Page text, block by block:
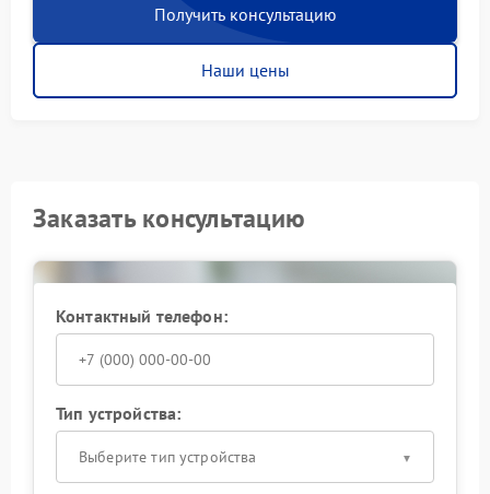
Получить консультацию
Наши цены
Заказать консультацию
Контактный телефон:
Тип устройства:
Выберите тип устройства